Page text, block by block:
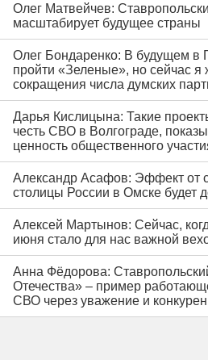
Олег Матвейчев:
масштабирует будущее страны
Олег Бондаренко: В будущем в
пройти «Зеленые», но сейчас
сокращения числа думских
Дарья Кислицына: Такие
честь СВО в Волгограде,
ценность общественного
Александр Асафов: Эффект от
столицы России в Омске будет
Алексей Мартынов: Сейчас,
июня стало для нас важной
Анна Фёдорова:
Отечества» – пример
СВО через уважение и